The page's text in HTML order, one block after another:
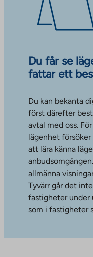
Du får se
fattar ett
Du kan bekanta
först därefter
avtal med oss.
lägenhet
att lära känna
allmänna
Tyvärr går det
fastigheter under
som i fastigheter